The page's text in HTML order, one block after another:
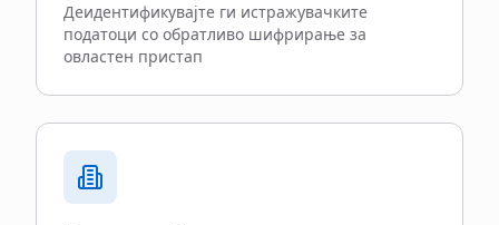
Деидентификувајте ги истражувачките
податоци со обратливо шифрирање за
овластен пристап